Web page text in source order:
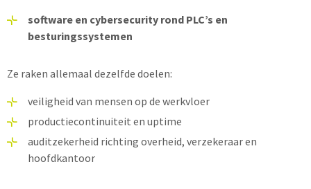
software en cybersecurity rond PLC’s en
besturingssystemen
Ze raken allemaal dezelfde doelen:
veiligheid van mensen op de werkvloer
productiecontinuiteit en uptime
auditzekerheid richting overheid, verzekeraar en
hoofdkantoor